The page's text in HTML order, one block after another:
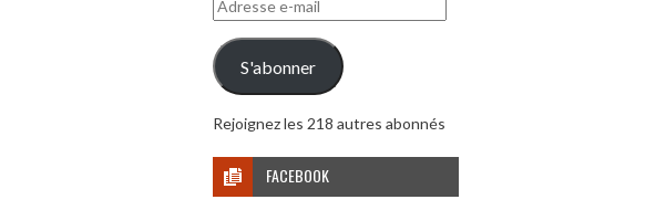
e-
mail
S'abonner
Rejoignez les 218 autres abonnés
FACEBOOK